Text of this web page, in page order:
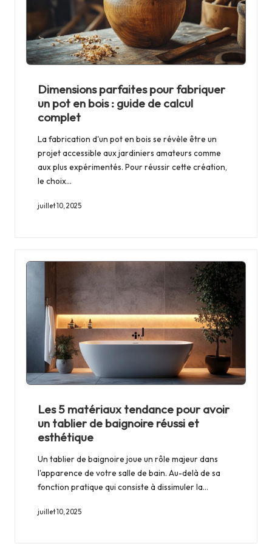
Dimensions parfaites pour fabriquer
un pot en bois : guide de calcul
complet
La fabrication d'un pot en bois se révèle être un
projet accessible aux jardiniers amateurs comme
aux plus expérimentés. Pour réussir cette création,
le choix…
juillet 10, 2025
Les 5 matériaux tendance pour avoir
un tablier de baignoire réussi et
esthétique
Un tablier de baignoire joue un rôle majeur dans
l'apparence de votre salle de bain. Au-delà de sa
fonction pratique qui consiste à dissimuler la…
juillet 10, 2025